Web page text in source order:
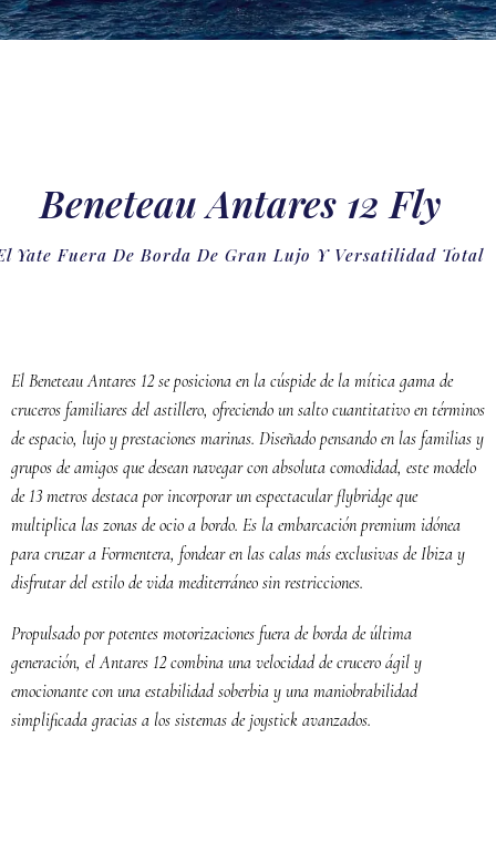
Beneteau Antares 12 Fly
Yate Fuera De Borda De Gran Lujo Y Versatilidad Total
El Beneteau Antares 12 se posiciona en la cúspide de la mítica gama de
cruceros familiares del astillero, ofreciendo un salto cuantitativo en términos
de espacio, lujo y prestaciones marinas. Diseñado pensando en las familias y
grupos de amigos que desean navegar con absoluta comodidad, este modelo
de 13 metros destaca por incorporar un espectacular flybridge que
multiplica las zonas de ocio a bordo. Es la embarcación premium idónea
para cruzar a Formentera, fondear en las calas más exclusivas de Ibiza y
disfrutar del estilo de vida mediterráneo sin restricciones.
Propulsado por potentes motorizaciones fuera de borda de última
generación, el Antares 12 combina una velocidad de crucero ágil y
emocionante con una estabilidad soberbia y una maniobrabilidad
simplificada gracias a los sistemas de joystick avanzados.